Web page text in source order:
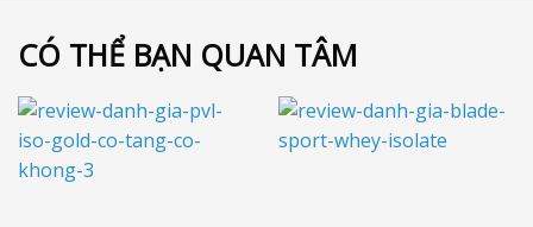
CÓ THỂ BẠN QUAN TÂM